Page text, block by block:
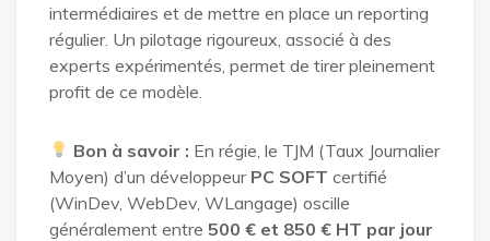
intermédiaires et de mettre en place un reporting
régulier. Un pilotage rigoureux, associé à des
experts expérimentés, permet de tirer pleinement
profit de ce modèle.
Bon à savoir : En régie, le TJM (Taux Journalier
Moyen) d’un développeur PC SOFT certifié
(WinDev, WebDev, WLangage) oscille
généralement entre 500 € et 850 € HT par jour